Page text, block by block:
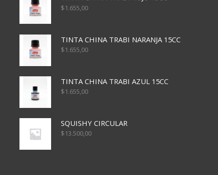
$1.655,00
TINTA CHINA TRABI NARANJA 15CC
$1.655,00
TINTA CHINA TRABI AZUL 15CC
$1.655,00
SQUISHY CIRCULAR
$13.500,00